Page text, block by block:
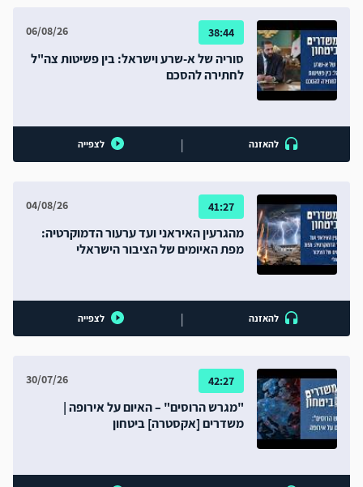
38:44
06/08/26
סוריה של א-שרע וישראל: בין פשיטות צה"ל
לחתירה להסכם
להאזנה | לצפייה
41:27
04/08/26
מהגרעין האיראני ועד ערעור הדמוקרטיה:
מפת האיומים של הציבור הישראלי
להאזנה | לצפייה
42:27
30/07/26
"מגרש הרוסים" – האיום על אירופה |
משדרים [אקסטרה] ביטחון